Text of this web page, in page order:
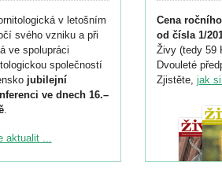
v letošním
svého vzniku a při
ve spolupráci
společností
jubilejní
ve dnech 16.–
.
ke konferenci
aktualit ...
Cena
od čísla 1/
Živy (tedy 59
Dvouleté
Zjistěte, jak